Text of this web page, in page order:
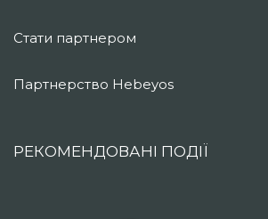
Стати партнером
Партнерство Hebeyos
РЕКОМЕНДОВАНІ ПОДІЇ